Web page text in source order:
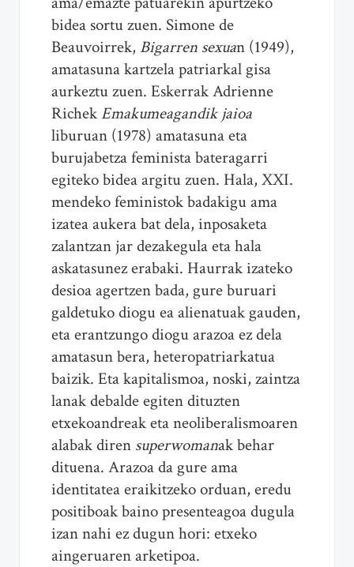
bidea sortu zuen. Simone de
Beauvoirrek, Bigarren sexuan (1949),
amatasuna kartzela patriarkal gisa
aurkeztu zuen. Eskerrak Adrienne
RichekEmakumeagandik jaioa
liburuan (1978) amatasuna eta
burujabetza feminista bateragarri
egiteko bidea argitu zuen. Hala, XXI.
mendeko feministok badakigu ama
izatea aukera bat dela, inposaketa
zalantzan jar dezakegula eta hala
askatasunez erabaki. Haurrak izateko
desioa agertzen bada, gure buruari
galdetuko diogu ea alienatuak gauden,
eta erantzungo diogu arazoa ez dela
amatasun bera, heteropatriarkatua
baizik. Eta kapitalismoa, noski, zaintza
lanak debalde egiten dituzten
etxekoandreak eta neoliberalismoaren
alabak diren superwomanak behar
dituena. Arazoa da gure ama
identitatea eraikitzeko orduan, eredu
positiboak baino presenteagoa dugula
izan nahi ez dugun hori: etxeko
aingeruaren arketipoa.